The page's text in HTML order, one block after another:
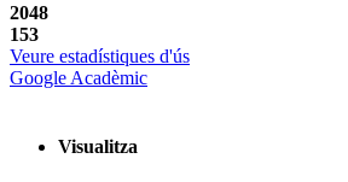
2048
153
Veure estadístiques d'ús
Google Acadèmic
Visualitza